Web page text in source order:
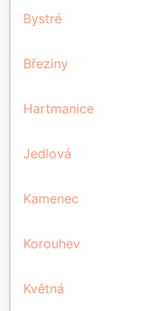
Bystré
Březiny
Hartmanice
Jedlová
Kamenec
Korouhev
Květná